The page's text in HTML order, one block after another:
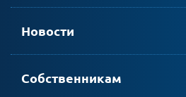
Новости
Собственникам